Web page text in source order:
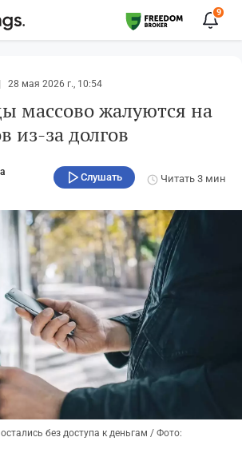
9
28 мая 2026 г., 10:54
массово жалуются на
из-за долгов
Слушать Читать 3 мин
без доступа к деньгам / Фото: